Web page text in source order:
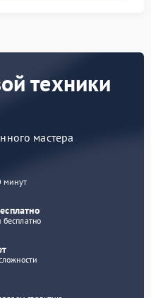
техники
мастера
минут